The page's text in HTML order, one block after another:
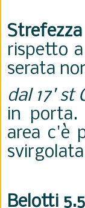
rispetto
serata
dal 17' st
in porta.
area c'è
Belotti 5.5